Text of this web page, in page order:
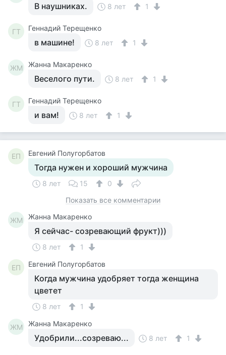
В наушниках. 8 лет 1
ГТ Геннадий Терещенко
в машине! 8 лет 1
ЖМ Жанна Макаренко
Веселого пути. 8 лет 1
ГТ Геннадий Терещенко
и вам! 8 лет 1
ЕП Евгений Полугорбатов
Тогда нужен и хороший мужчина
8 лет 15
0
Показать все комментарии
ЖМ Жанна Макаренко
Я сейчас- созревающий фрукт)))
8 лет 1
ЕП Евгений Полугорбатов
Когда мужчина удобряет тогда женщина
цветет
8 лет 1
ЖМ Жанна Макаренко
Удобрили...созреваю... 8 лет 1